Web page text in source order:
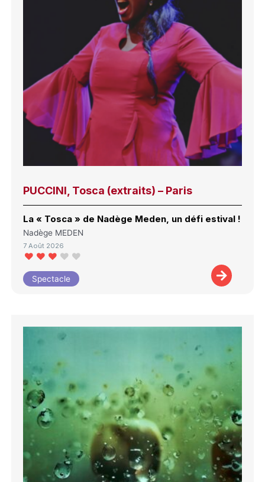
PUCCINI, Tosca (extraits) – Paris
La « Tosca » de Nadège Meden, un défi estival !
Nadège MEDEN
7 Août 2026
Spectacle